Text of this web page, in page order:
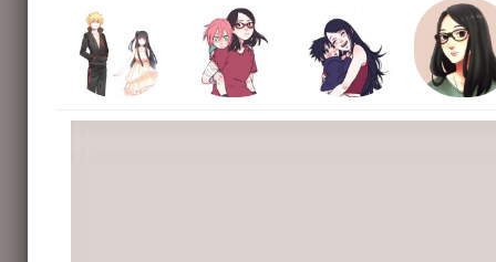
На проверке
Отправить